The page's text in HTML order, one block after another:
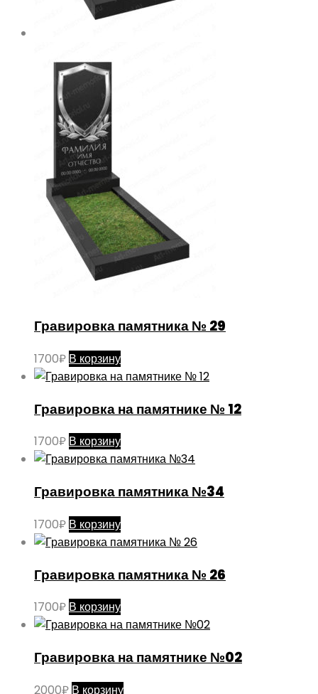
Гравировка памятника № 29
1700₽ В корзину
Гравировка на памятнике № 12
1700₽ В корзину
Гравировка памятника №34
1700₽ В корзину
Гравировка памятника № 26
1700₽ В корзину
Гравировка на памятнике №02
2000₽ В корзину